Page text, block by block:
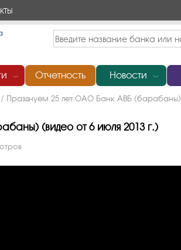
﹀ Отчетность Новости ﹀
/ Празднуем 25 лет ОАО Банк АВБ (барабаны)
(видео от 6 июля 2013 г.)